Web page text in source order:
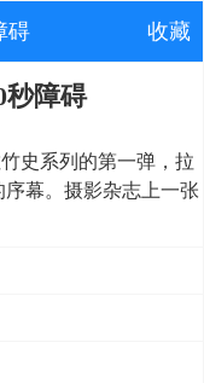
碍 收藏
秒障碍
史系列的第一弹，拉
序幕。摄影杂志上一张